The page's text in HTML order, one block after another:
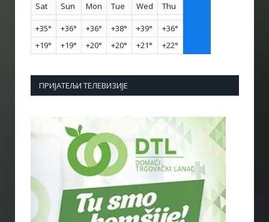
Sat
Sun Mon Tue Wed Thu
+35° +36° +36° +38° +39° +36°
+19° +19° +20° +20° +21° +22°
ПРИЈАТЕЉИ ТЕЛЕВИЗИЈЕ